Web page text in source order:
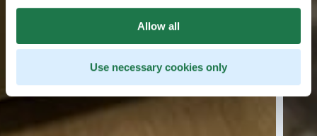
Allow all
Use necessary cookies only